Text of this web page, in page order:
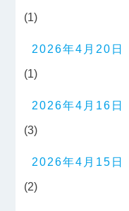
(1)
2026年4月20日
(1)
2026年4月16日
(3)
2026年4月15日
(2)